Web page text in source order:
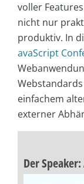
voller
nicht nur
produktiv. In
avaScript
Webstandards
einfachem
externer
Der